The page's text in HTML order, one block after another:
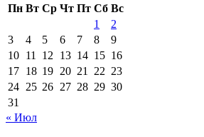
Пн Вт Ср Чт Пт Сб Вс
1
2
3
4 5 6 7 8
9
10 11 12 13 14 15 16
17 18 19 20 21 22 23
24 25 26 27 28 29 30
31
« Июл